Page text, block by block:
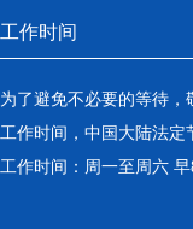
工作时间
为了避免不必要的等待，
工作时间，中国大陆法定
工作时间：周一至周六